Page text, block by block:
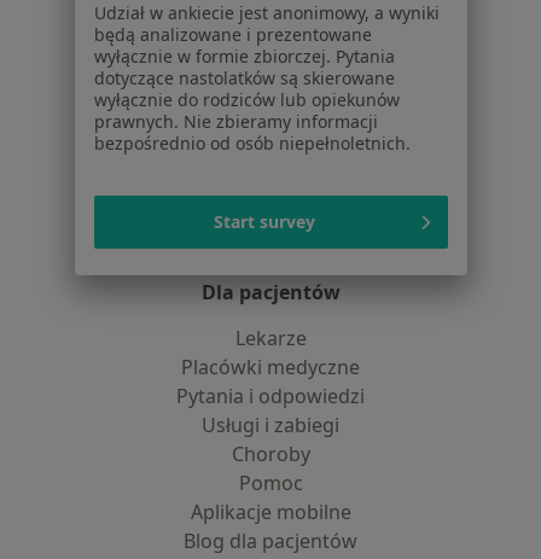
dane pozyskaliśmy samodzielnie
Polityka cookies
Jak działają wyniki wyszukiwania
Dostępność
O nas
Rekrutujemy!
Centrum prasowe
Kontakt
Dla pacjentów
Lekarze
Placówki medyczne
Pytania i odpowiedzi
Usługi i zabiegi
Choroby
Pomoc
Aplikacje mobilne
Blog dla pacjentów
Udział w ankiecie jest anonimowy, a wyniki
będą analizowane i prezentowane
wyłącznie w formie zbiorczej. Pytania
dotyczące nastolatków są skierowane
wyłącznie do rodziców lub opiekunów
prawnych. Nie zbieramy informacji
bezpośrednio od osób niepełnoletnich.
Start survey